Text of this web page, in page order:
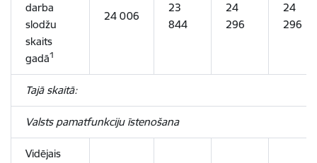
darba
slodžu
skaits
gadā1
24 006
23
844
24
296
24
296
Tajā skaitā:
Valsts pamatfunkciju īstenošana
Vidējais